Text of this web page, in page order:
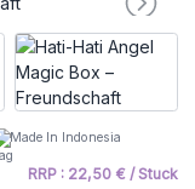
Made In Indonesia
RRP : 22,50 € / Stuck